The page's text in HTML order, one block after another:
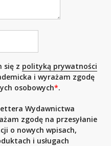
się z polityką prywatności
i wyrażam zgodę
osobowych*.
Wydawnictwa
zgodę na przesyłanie
o nowych wpisach,
i usługach